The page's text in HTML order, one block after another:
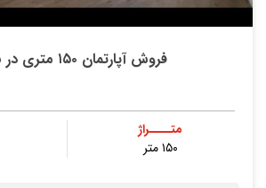
فروش آپارتمان ۱۵۰ متری در بابلسر
متــــراژ
۱۵۰ متر